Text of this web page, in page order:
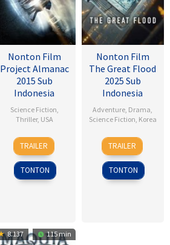
Nonton Film
Project Almanac
2015 Sub
Indonesia
Science Fiction,
Thriller, USA
28
Jan
2015
Dean
Israelite
TRAILER
TONTON
Nonton Film
The Great Flood
2025 Sub
Indonesia
Adventure, Drama,
Science Fiction, Korea
18
Sep
2025
Kim
Byung-
woo
TRAILER
TONTON
8.137 115 min